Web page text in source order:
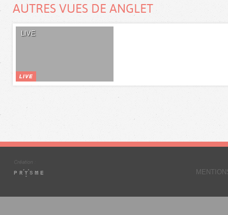
AUTRES VUES DE ANGLET
LIVE